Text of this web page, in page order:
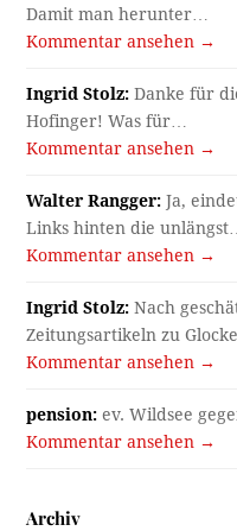
Damit man herunter…
Kommentar ansehen →
Ingrid Stolz: Danke für
Hofinger! Was für…
Kommentar ansehen →
Walter Rangger: Ja,
Links hinten die unlängst…
Kommentar ansehen →
Ingrid Stolz: Nach
Zeitungsartikeln zu
Kommentar ansehen →
pension: ev. Wildsee
Kommentar ansehen →
Archiv